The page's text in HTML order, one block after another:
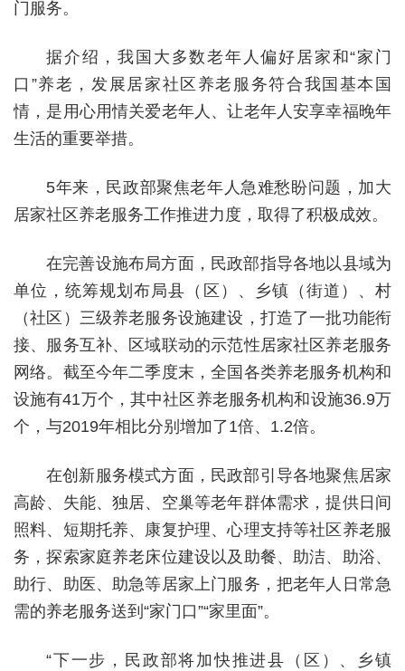
门服务。
据介绍，我国大多数老年人偏好居家和“家门
口”养老，发展居家社区养老服务符合我国基本国
情，是用心用情关爱老年人、让老年人安享幸福晚年
生活的重要举措。
5年来，民政部聚焦老年人急难愁盼问题，加大
居家社区养老服务工作推进力度，取得了积极成效。
在完善设施布局方面，民政部指导各地以县域为
单位，统筹规划布局县（区）、乡镇（街道）、村
（社区）三级养老服务设施建设，打造了一批功能衔
接、服务互补、区域联动的示范性居家社区养老服务
网络。截至今年二季度末，全国各类养老服务机构和
设施有41万个，其中社区养老服务机构和设施36.9万
个，与2019年相比分别增加了1倍、1.2倍。
在创新服务模式方面，民政部引导各地聚焦居家
高龄、失能、独居、空巢等老年群体需求，提供日间
照料、短期托养、康复护理、心理支持等社区养老服
务，探索家庭养老床位建设以及助餐、助洁、助浴、
助行、助医、助急等居家上门服务，把老年人日常急
需的养老服务送到“家门口”“家里面”。
“下一步，民政部将加快推进县（区）、乡镇